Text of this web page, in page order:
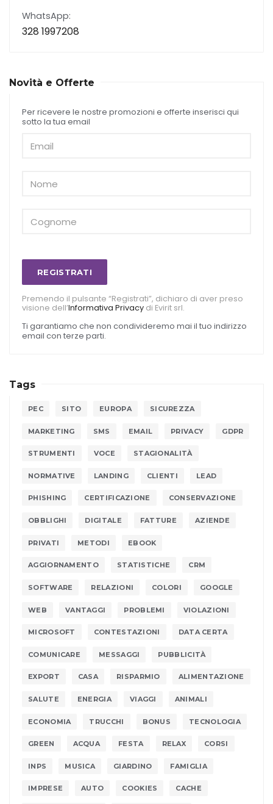
WhatsApp:
328 1997208
Novità e Offerte
Per ricevere le nostre promozioni e offerte inserisci qui
sotto la tua email
REGISTRATI
Premendo il pulsante “Registrati”, dichiaro di aver preso
visione dell’Informativa Privacy di Evirit srl.
Ti garantiamo che non condivideremo mai il tuo indirizzo
email con terze parti.
Tags
PEC SITO EUROPA SICUREZZA
MARKETING SMS EMAIL PRIVACY GDPR
STRUMENTI VOCE STAGIONALITÀ
NORMATIVE LANDING CLIENTI LEAD
PHISHING CERTIFICAZIONE CONSERVAZIONE
OBBLIGHI DIGITALE FATTURE AZIENDE
PRIVATI METODI EBOOK
AGGIORNAMENTO STATISTICHE CRM
SOFTWARE RELAZIONI COLORI GOOGLE
WEB VANTAGGI PROBLEMI VIOLAZIONI
MICROSOFT CONTESTAZIONI DATA CERTA
COMUNICARE MESSAGGI PUBBLICITÀ
EXPORT CASA RISPARMIO ALIMENTAZIONE
SALUTE ENERGIA VIAGGI ANIMALI
ECONOMIA TRUCCHI BONUS TECNOLOGIA
GREEN ACQUA FESTA RELAX CORSI
INPS MUSICA GIARDINO FAMIGLIA
IMPRESE AUTO COOKIES CACHE